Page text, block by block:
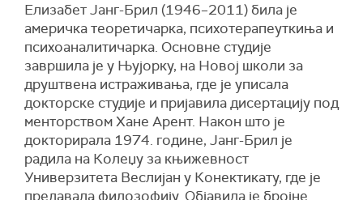
Елизабет Јанг-Брил (1946–2011) била је
америчка теоретичарка, психотерапеуткиња и
психоаналитичарка. Основне студије
завршила је у Њујорку, на Новој школи за
друштвена истраживања, где је уписала
докторске студије и пријавила дисертацију под
менторством Хане Арент. Након што је
докторирала 1974. године, Јанг-Брил је
радила на Колеџу за књижевност
Универзитета Веслијан у Конектикату, где је
предавала филозофију. Објавила је бројне